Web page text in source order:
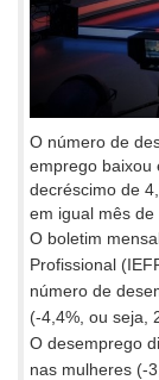
O número de
emprego baixou
decréscimo de
em igual mês de
O boletim
Profissional
número de
(-4,4%, ou seja,
O desemprego
nas mulheres (-